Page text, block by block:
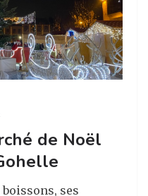
de Noël
ses